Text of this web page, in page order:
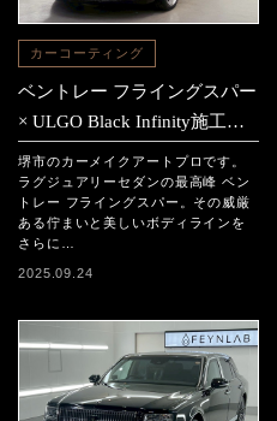
カーコーティング
ベントレー フライングスパー
× ULGO Black Infinity施工事
例
堺市のカーメイクアートプロです。
ラグジュアリーセダンの最高峰 ベン
トレー フライングスパー。その威厳
ある佇まいと美しいボディラインを
さらに…
2025.09.24